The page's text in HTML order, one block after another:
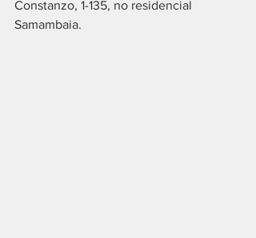
Constanzo, 1-135, no residencial
Samambaia.